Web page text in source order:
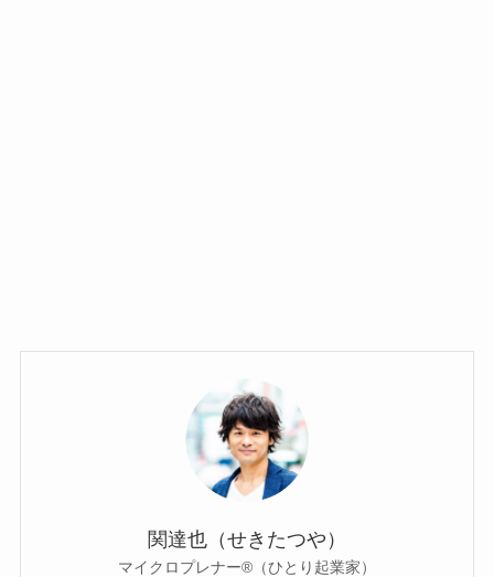
関達也（せきたつや）
マイクロプレナー®（ひとり起業家）